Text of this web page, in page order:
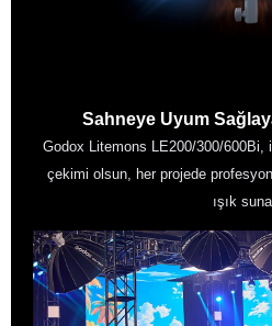
Sahneye Uyum
Godox Litemons LE200/300/600Bi,
çekimi olsun, her projede
ışık